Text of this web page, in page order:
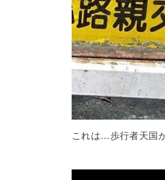
これは…歩行者天国